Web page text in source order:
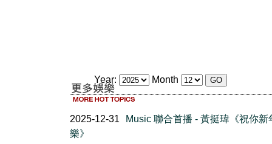
Year: Month
2025-12-31
Music 聯合首播 - 黃挺瑋《祝你新
樂》